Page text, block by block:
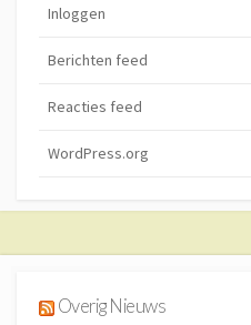
Inloggen
Berichten feed
Reacties feed
WordPress.org
Overig Nieuws